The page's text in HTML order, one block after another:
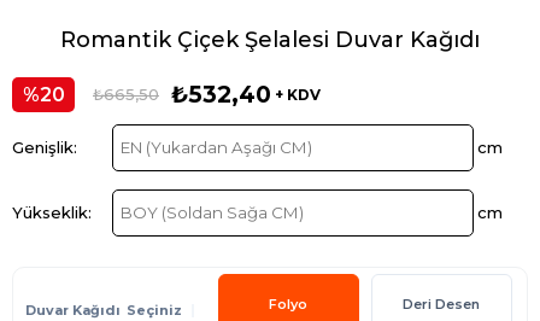
Romantik Çiçek Şelalesi Duvar Kağıdı
20 ₺665,50 ₺532,40 + KDV
Duvar Kağıdı Folyo Deri Desen